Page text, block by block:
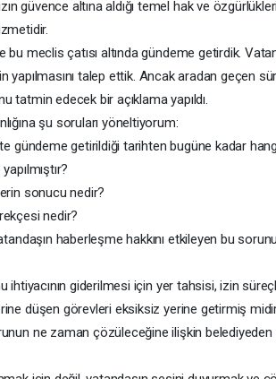
güvence altına aldığı temel hak ve
meclis çatısı altında gündeme getirdik.
yapılmasını talep ettik. Ancak aradan geçen
tatmin edecek bir açıklama yapıldı.
şu soruları yöneltiyorum:
gündeme getirildiği tarihten bugüne kadar
sonucu nedir?
nedir?
haberleşme hakkını etkileyen bu
giderilmesi için yer tahsisi, izin
düşen görevleri eksiksiz yerine getirmiş
ne zaman çözüleceğine ilişkin